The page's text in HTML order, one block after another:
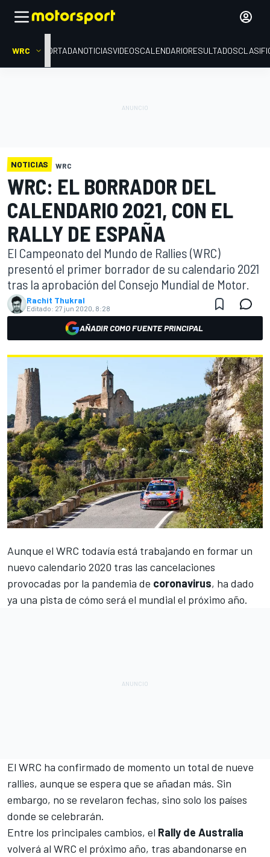
WRC PORTADANOTICIASVIDEOSCALENDARIORESULTADOS
NOTICIAS WRC
WRC: EL BORRADOR DEL
CALENDARIO 2021, CON EL
RALLY DE ESPAÑA
El Campeonato del Mundo de Rallies (WRC)
presentó el primer borrador de su calendario 2021
tras la aprobación del Consejo Mundial de Motor.
Rachit Thukral
Editado: 27 jun 2020, 8:28
AÑADIR COMO FUENTE PRINCIPAL
Aunque el WRC todavía está trabajando en formar un
nuevo calendario 2020 tras las cancelaciones
provocadas por la pandemia de coronavirus, ha dado
ya una pista de cómo será el mundial el próximo año.
El WRC ha confirmado de momento un total de nueve
rallies, aunque se espera que se añadan más. Sin
embargo, no se revelaron fechas, sino solo los países
donde se celebrarán.
Entre los principales cambios, el Rally de Australia
volverá al WRC el próximo año, tras abandonarse en